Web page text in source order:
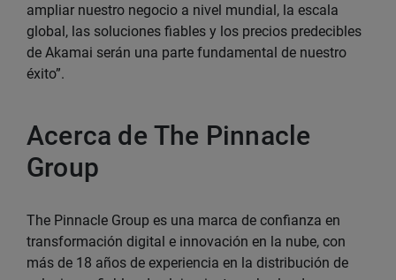
ampliar nuestro negocio a nivel mundial, la escala
global, las soluciones fiables y los precios predecibles
de Akamai serán una parte fundamental de nuestro
éxito”.
Acerca de The Pinnacle
Group
The Pinnacle Group es una marca de confianza en
transformación digital e innovación en la nube, con
más de 18 años de experiencia en la distribución de